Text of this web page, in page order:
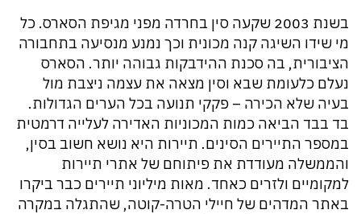
בשנת 2003 שקעה סין בחרדה מפני מגיפת הסארס. כל
מי שידו השיגה קנה מכונית וכך נמנע מנסיעה בתחבורה
הציבורית, בה סכנת ההידבקות גבוהה יותר. הסארס
נעלם כלעומת שבא וסין מצאה את עצמה ניצבת מול
בעיה שלא הכירה – פקקי תנועה בכל הערים הגדולות.
בד בבד הביאה כמות המכוניות האדירה לעלייה דרמטית
במספר התיירים הסינים. תיירות היא נושא חשוב בסין,
והממשלה מעודדת את פיתוחם של אתרי תיירות
למקומיים ולזרים כאחד. מאות מיליוני תיירים כבר ביקרו
באתר המדהים של חיילי הטרה-קוטה, שהתגלה במקרה